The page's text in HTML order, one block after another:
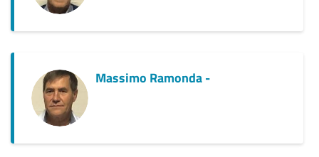
Massimo Ramonda -